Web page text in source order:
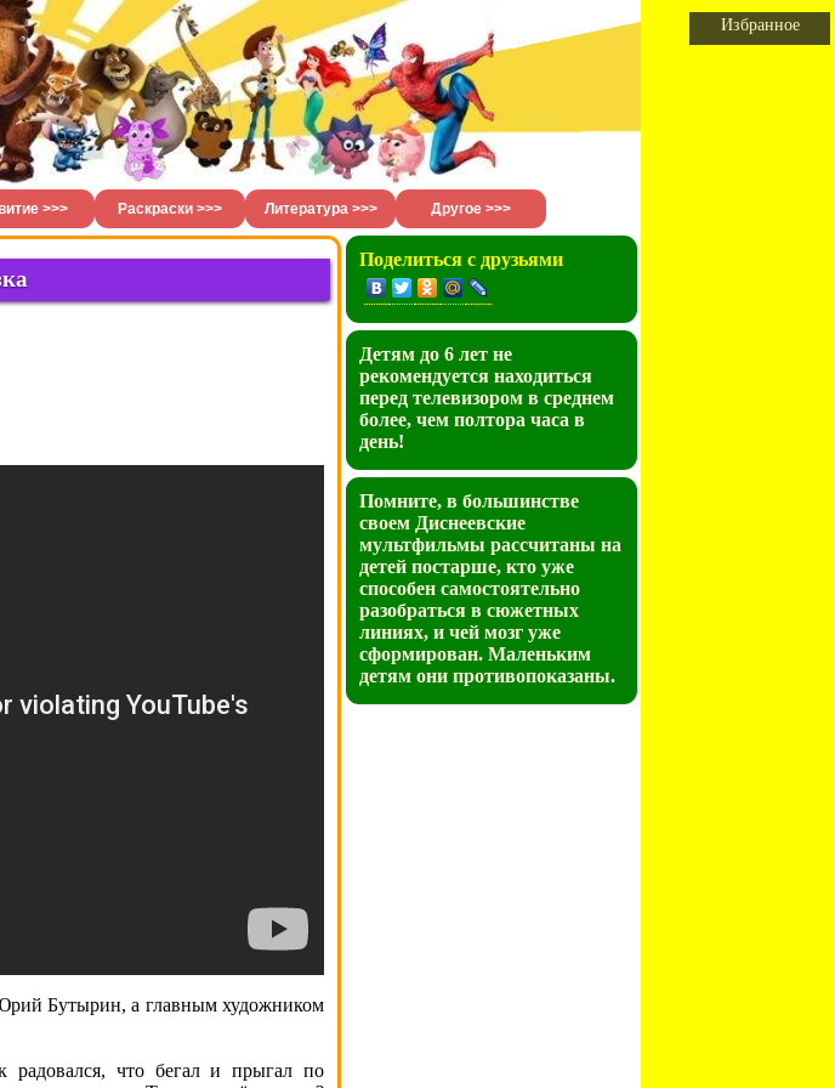
Избранное
>>> Раскраски >>> Литература >>> Другое >>>
Бутырин, а главным художником
что бегал и прыгал по
Поделиться с друзьями
Детям до 6 лет не
рекомендуется находиться
перед телевизором в среднем
более, чем полтора часа в
день!
Помните, в большинстве
своем Диснеевские
мультфильмы рассчитаны на
детей постарше, кто уже
способен самостоятельно
разобраться в сюжетных
линиях, и чей мозг уже
сформирован. Маленьким
детям они противопоказаны.